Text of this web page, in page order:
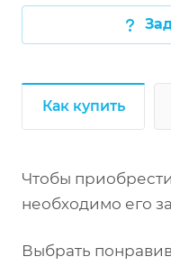
Как купить
Чтобы
необходимо его
Выбрать